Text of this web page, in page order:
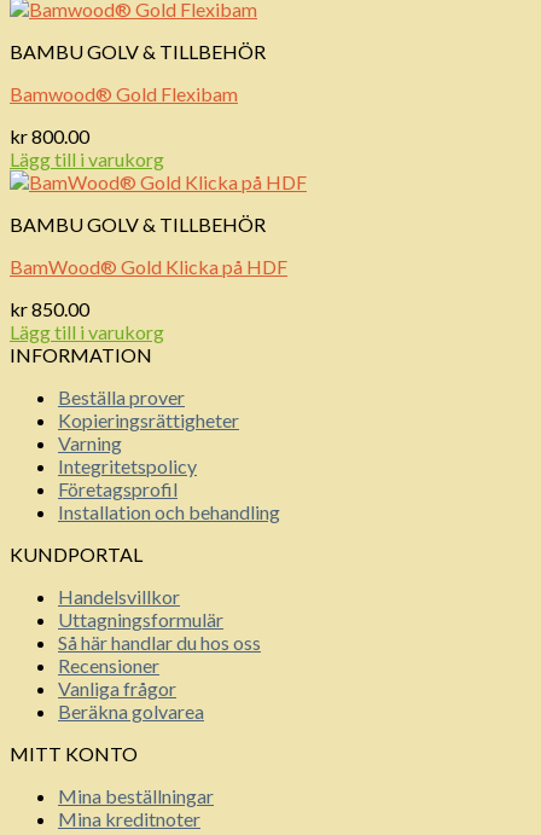
BAMBU GOLV & TILLBEHÖR
Bamwood® Gold Flexibam
kr800.00
Lägg till i varukorg
BAMBU GOLV & TILLBEHÖR
BamWood® Gold Klicka på HDF
kr850.00
Lägg till i varukorg
INFORMATION
Beställa prover
Kopieringsrättigheter
Varning
Integritetspolicy
Företagsprofil
Installation och behandling
KUNDPORTAL
Handelsvillkor
Uttagningsformulär
Så här handlar du hos oss
Recensioner
Vanliga frågor
Beräkna golvarea
MITT KONTO
Mina beställningar
Mina kreditnoter